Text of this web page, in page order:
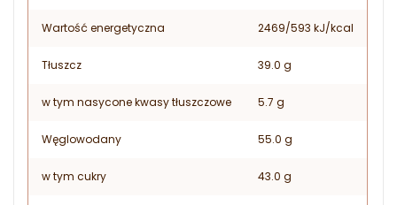
Wartość energetyczna 2469/593 kJ/kcal
Tłuszcz 39.0 g
w tym nasycone kwasy tłuszczowe 5.7 g
Węglowodany 55.0 g
w tym cukry 43.0 g